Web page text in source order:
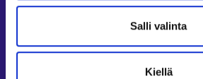
Salli valinta
Kiellä
Work in Finland⁠